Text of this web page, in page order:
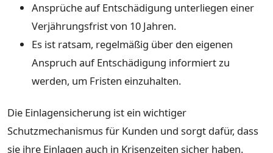
Ansprüche auf Entschädigung unterliegen einer
Verjährungsfrist von 10 Jahren.
Es ist ratsam, regelmäßig über den eigenen
Anspruch auf Entschädigung informiert zu
werden, um Fristen einzuhalten.
Die Einlagensicherung ist ein wichtiger
Schutzmechanismus für Kunden und sorgt dafür, dass
sie ihre Einlagen auch in Krisenzeiten sicher haben.